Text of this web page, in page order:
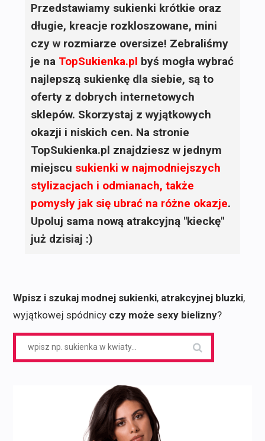
Przedstawiamy sukienki krótkie oraz
długie, kreacje rozkloszowane, mini
czy w rozmiarze oversize! Zebraliśmy
je na TopSukienka.pl byś mogła wybrać
najlepszą sukienkę dla siebie, są to
oferty z dobrych internetowych
sklepów. Skorzystaj z wyjątkowych
okazji i niskich cen. Na stronie
TopSukienka.pl znajdziesz w jednym
miejscu sukienki w najmodniejszych
stylizacjach i odmianach, także
pomysły jak się ubrać na różne okazje.
Upoluj sama nową atrakcyjną "kieckę"
już dzisiaj :)
Wpisz i szukaj modnej sukienki, atrakcyjnej bluzki,
wyjątkowej spódnicy czy może sexy bielizny?